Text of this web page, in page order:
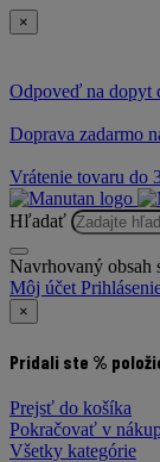
×
Odpoveď na dopyt
Doprava zadarmo
Vrátenie tovaru do
Hľadať
Navrhovaný obsah
Môj účet
×
Pridali ste %
Prejsť do košíka
Pokračovať v
Všetky kategórie